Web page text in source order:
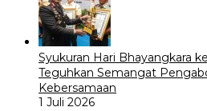
Syukuran Hari Bhayangkara
Teguhkan Semangat
Kebersamaan
1 Juli 2026